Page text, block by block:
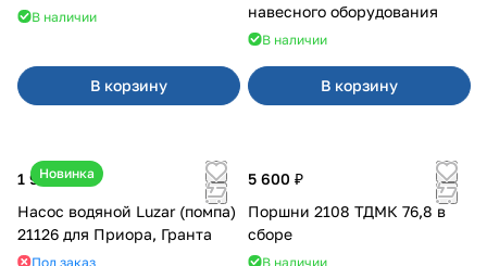
В наличии
В корзину
навесного оборудования
В наличии
В корзину
Новинка
1 990 ₽
Насос водяной Luzar (помпа)
21126 для Приора, Гранта
Под заказ
5 600 ₽
Поршни 2108 ТДМК 76,8 в
сборе
В наличии